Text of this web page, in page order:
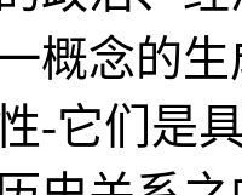
概念的
-它们是